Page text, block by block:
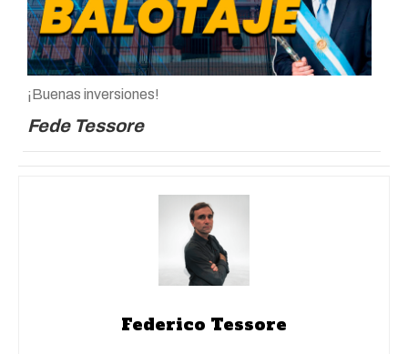
¡Buenas inversiones!
Fede Tessore
Federico Tessore